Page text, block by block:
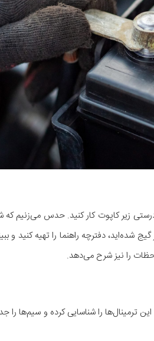
زیر کاپوت کار کنید. حدس می‌زنیم که
دفترچه راهنما را تهیه کنید و
را نیز شرح می‌دهد.
ترمینال‌ها را شناسایی کرده و سیم‌ها